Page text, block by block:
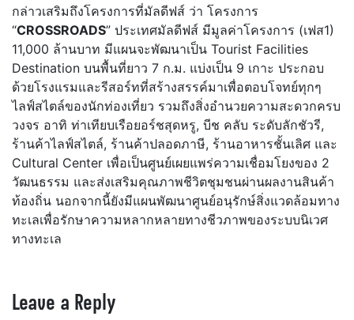
กล่าวเสริมถึงโครงการที่มัลดีฟส์ ว่า โครงการ
“CROSSROADS” ประเทศมัลดีฟส์ มีมูลค่าโครงการ (เฟส1)
11,000 ล้านบาท มีแผนจะพัฒนาเป็น Tourist Facilities
Destination บนพื้นที่ยาว 7 ก.ม. แบ่งเป็น 9 เกาะ ประกอบ
ด้วยโรงแรมและรีสอร์ทที่สร้างสรรค์มาเพื่อตอบโจทย์ทุกๆ
ไลฟ์สไตล์ของนักท่องเที่ยว รวมถึงสิ่งอำนวยความสะดวกครบ
วงจร อาทิ ท่าเทียบเรือยอร์ชสุดหรู, บีช คลับ ระดับลักชัวรี,
ร้านค้าไลฟ์สไตล์, ร้านค้าปลอดภาษี, ร้านอาหารชั้นเลิศ และ
Cultural Center เพื่อเป็นศูนย์เผยแพร่ความเชื่อมโยงของ 2
วัฒนธรรม และส่งเสริมคุณภาพชีวิตชุมชนผ่านผลงานสินค้า
ท้องถิ่น นอกจากนี้ยังมีแผนพัฒนาศูนย์อนุรักษ์สิ่งแวดล้อมทาง
ทะเลเพื่อรักษาความหลากหลายทางชีวภาพของระบบนิเวศ
ทางทะเล
Leave a Reply